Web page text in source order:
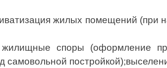
жилых помещений (при
споры (оформление
самовольной